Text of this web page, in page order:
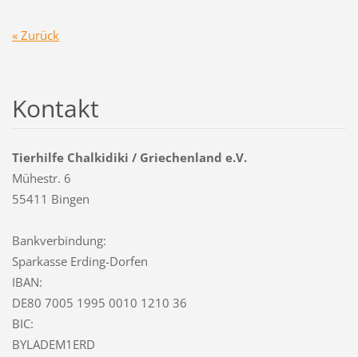
« Zurück
Kontakt
Tierhilfe Chalkidiki / Griechenland e.V.
Mühestr. 6
55411 Bingen
Bankverbindung:
Sparkasse Erding-Dorfen
IBAN:
DE80 7005 1995 0010 1210 36
BIC:
BYLADEM1ERD